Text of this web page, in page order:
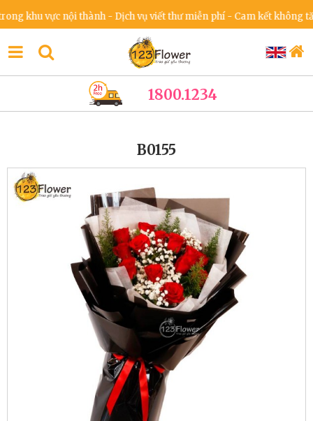
vực nội thành - Dịch vụ viết thư miễn phí - Cam kết không tăng
1800.1234
B0155